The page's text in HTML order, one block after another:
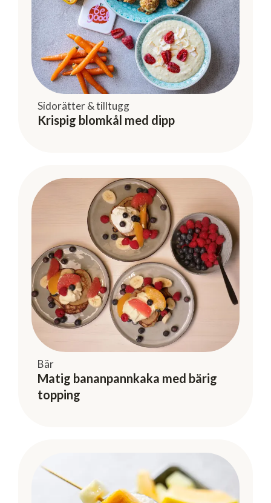
Sidorätter & tilltugg
Krispig blomkål med dipp
Bär
Matig bananpannkaka med bärig
topping